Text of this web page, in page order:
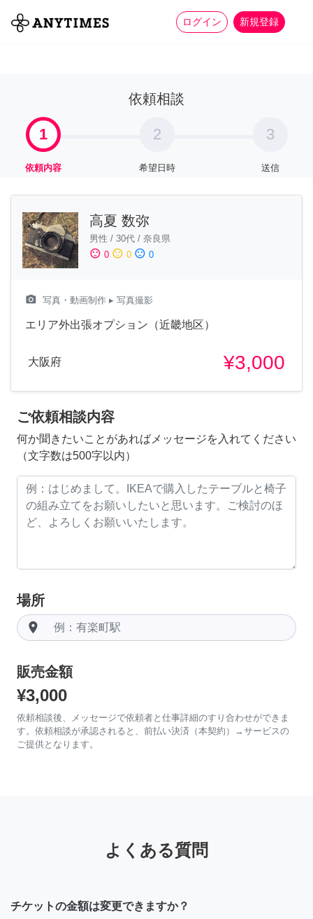
ログイン 新規登録
全て 家事 more_horiz
依頼相談
1
依頼内容
2
希望日時
3
送信
高夏 数弥
男性 / 30代 / 奈良県
sentiment_satisfied 0 sentiment_neutral 0 sentiment_dissatisfied 0
camera_alt 写真・動画制作 ▸ 写真撮影
エリア外出張オプション（近畿地区）
大阪府 ¥3,000
ご依頼相談内容
何か聞きたいことがあればメッセージを入れてください
（文字数は500字以内）
場所
room
販売金額
¥3,000
依頼相談後、メッセージで依頼者と仕事詳細のすり合わせができま
す。依頼相談が承認されると、前払い決済（本契約）→サービスの
ご提供となります。
よくある質問
チケットの金額は変更できますか？